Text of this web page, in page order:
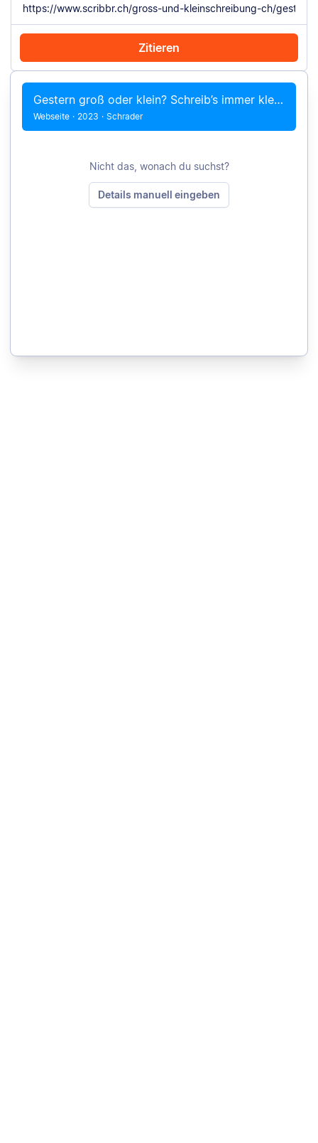
Zitieren
Mit Chrome zitieren Manuell zitieren
Gestern groß oder klein? Schreib’s immer klein!
Webseite · 2023 · Schrader
Nicht das, wonach du suchst?
Details manuell eingeben